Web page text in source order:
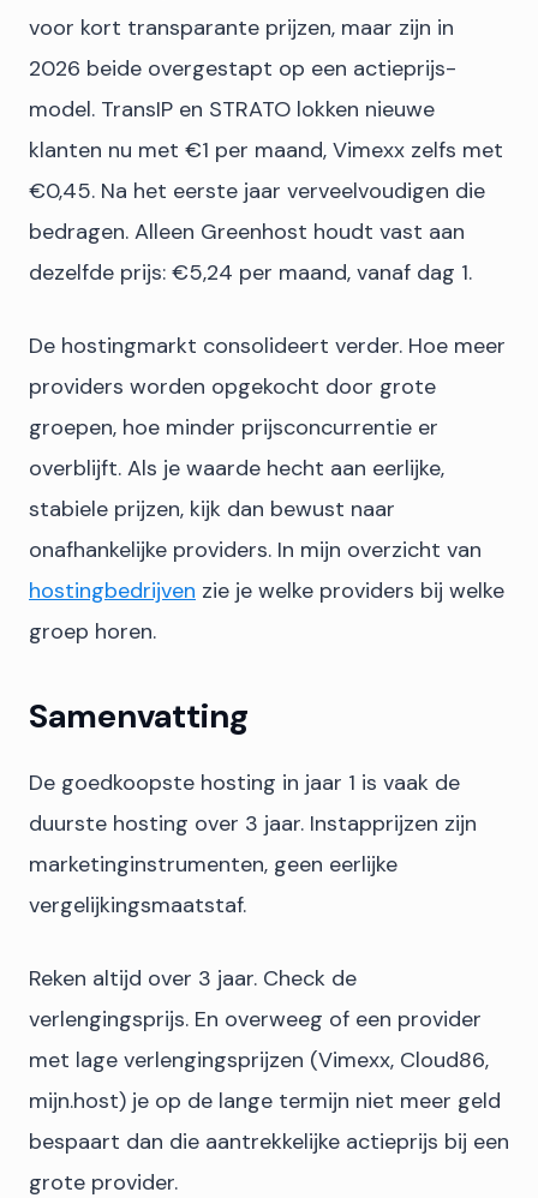
voor kort transparante prijzen, maar zijn in
2026 beide overgestapt op een actieprijs-
model. TransIP en STRATO lokken nieuwe
klanten nu met €1 per maand, Vimexx zelfs met
€0,45. Na het eerste jaar verveelvoudigen die
bedragen. Alleen Greenhost houdt vast aan
dezelfde prijs: €5,24 per maand, vanaf dag 1.
De hostingmarkt consolideert verder. Hoe meer
providers worden opgekocht door grote
groepen, hoe minder prijsconcurrentie er
overblijft. Als je waarde hecht aan eerlijke,
stabiele prijzen, kijk dan bewust naar
onafhankelijke providers. In mijn overzicht van
hostingbedrijven zie je welke providers bij welke
groep horen.
Samenvatting
De goedkoopste hosting in jaar 1 is vaak de
duurste hosting over 3 jaar. Instapprijzen zijn
marketinginstrumenten, geen eerlijke
vergelijkingsmaatstaf.
Reken altijd over 3 jaar. Check de
verlengingsprijs. En overweeg of een provider
met lage verlengingsprijzen (Vimexx, Cloud86,
mijn.host) je op de lange termijn niet meer geld
bespaart dan die aantrekkelijke actieprijs bij een
grote provider.